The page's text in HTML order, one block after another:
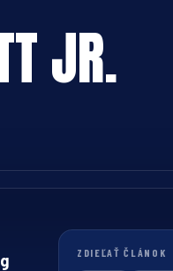
JR.
ZDIEĽAŤ ČLÁNOK